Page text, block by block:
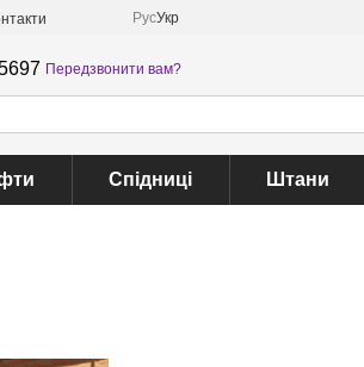
РусУкр
Передзвонити вам?
Спідниці Штани